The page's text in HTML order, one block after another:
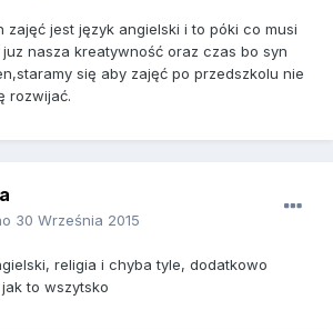
zajęć jest język angielski i to póki co musi
nasza kreatywność oraz czas bo syn
się aby zajęć po przedszkolu nie
rozwijać.
30 Września 2015
religia i chyba tyle, dodatkowo
to wszytsko